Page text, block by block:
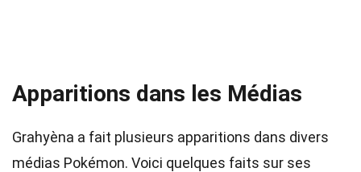
Apparitions dans les Médias
Grahyèna a fait plusieurs apparitions dans divers
médias Pokémon. Voici quelques faits sur ses